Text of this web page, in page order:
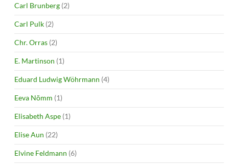
Carl Brunberg (2)
Carl Pulk (2)
Chr. Orras (2)
E. Martinson (1)
Eduard Ludwig Wöhrmann (4)
Eeva Nõmm (1)
Elisabeth Aspe (1)
Elise Aun (22)
Elvine Feldmann (6)